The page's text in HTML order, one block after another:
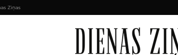
Ziņas